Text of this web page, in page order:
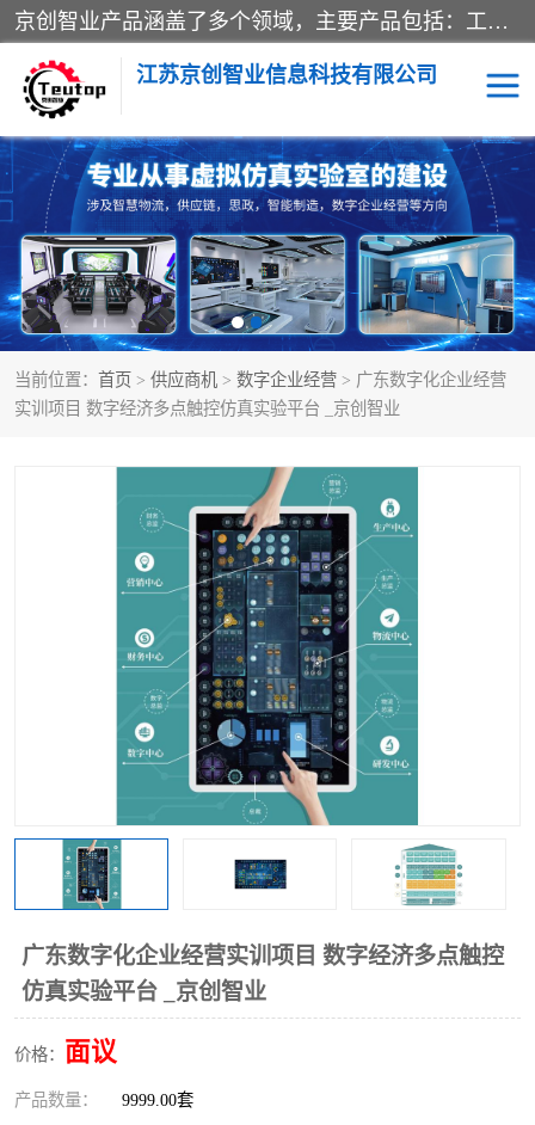
京创智业产品涵盖了多个领域，主要产品包括：工业4.0生产线解决方案，智慧物流综合实训室，教学设备与实验室建设，虚拟仿真实验室等。公司将秉持“创新、执着、诚信、共赢”的理念，以“将服务当作使命”为核心价值观，致力于为客户创造价值，与客户、合作伙伴和员工共同成长。
江苏京创智业信息科技有限公司
当前位置： 首页 > 供应商机 > 数字企业经营 > 广东数字化企业经营
实训项目 数字经济多点触控仿真实验平台 _京创智业
广东数字化企业经营实训项目 数字经济多点触控
仿真实验平台 _京创智业
价格： 面议
产品数量： 9999.00套
VR物流实训 低碳供应链
生产系统仿真 冷链物流
供应链管理 思政
智慧零售实训 智能制造
数字企业经营
工业工程实训室